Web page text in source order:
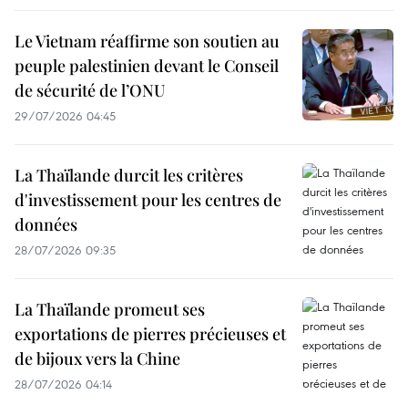
Le Vietnam réaffirme son soutien au
peuple palestinien devant le Conseil
de sécurité de l’ONU
29/07/2026 04:45
La Thaïlande durcit les critères
d'investissement pour les centres de
données
28/07/2026 09:35
La Thaïlande promeut ses
exportations de pierres précieuses et
de bijoux vers la Chine
28/07/2026 04:14